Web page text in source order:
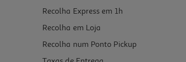
Recolha Express em 1h
Recolha em Loja
Recolha num Ponto Pickup